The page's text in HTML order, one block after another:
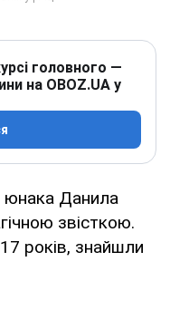
головного —
на OBOZ.UA у
юнака Данила
звісткою.
років, знайшли